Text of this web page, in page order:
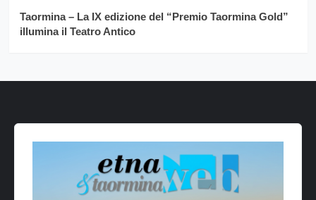
Taormina – La IX edizione del “Premio Taormina Gold”
illumina il Teatro Antico